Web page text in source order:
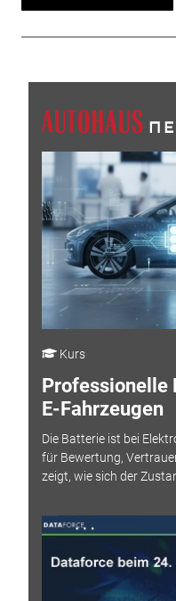
Kurs
Professionelle
E-Fahrzeugen
Die Batterie ist bei
für Bewertung,
zeigt, wie sich der